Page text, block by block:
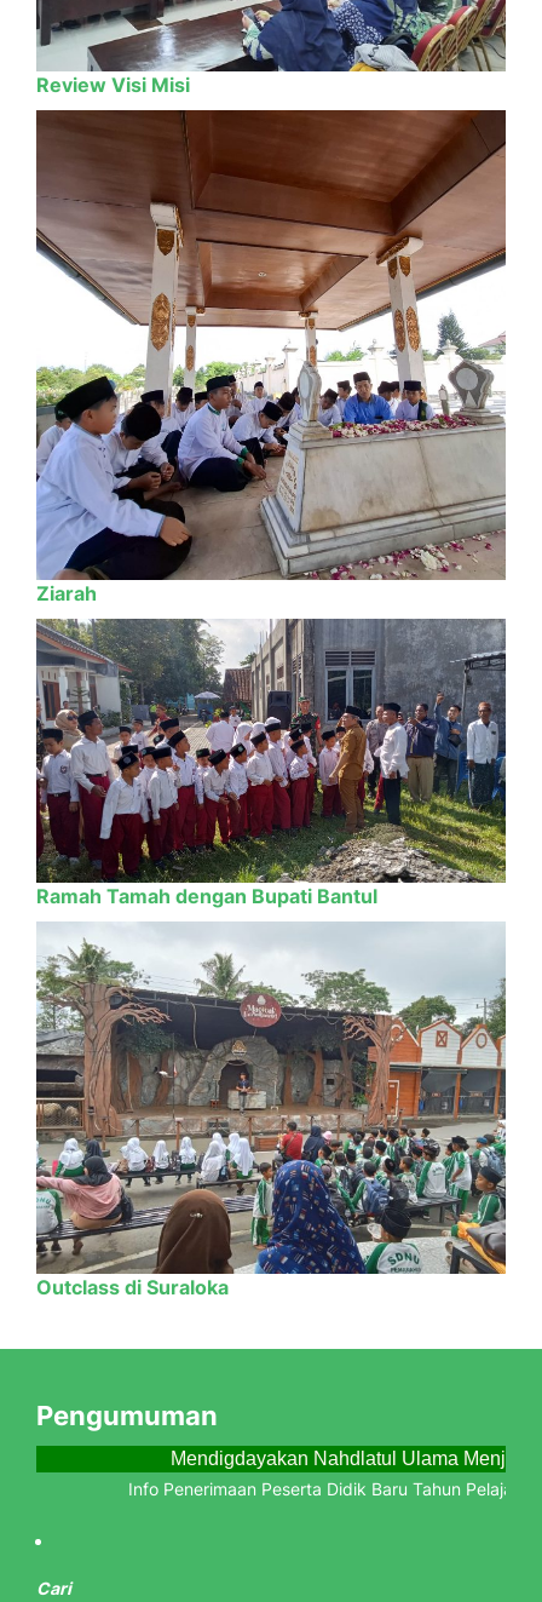
Review Visi Misi
Ziarah
Ramah Tamah dengan Bupati Bantul
Outclass di Suraloka
Pengumuman
Mendigdayakan Nahdlatul Ulama
Info Penerimaan Peserta Didik Baru Tahun Pelajaran
Cari